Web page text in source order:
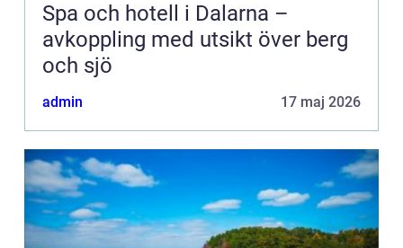
Spa och hotell i Dalarna –
avkoppling med utsikt över berg
och sjö
admin 17 maj 2026